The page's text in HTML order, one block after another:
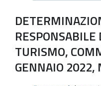
RESPONSABILE
TURISMO,
GENNAIO 2022,